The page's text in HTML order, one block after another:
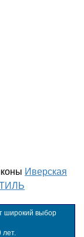
Иверская
широкий выбор
лет.